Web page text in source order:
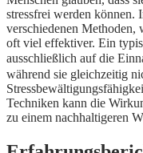
stressfrei werden können.
verschiedenen Methoden,
oft viel effektiver. Ein
ausschließlich auf die
während sie gleichzeitig
Techniken kann die
zu einem nachhaltigeren